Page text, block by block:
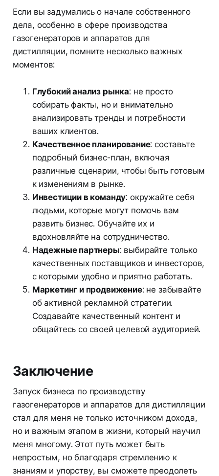
Если вы задумались о начале собственного
дела, особенно в сфере производства
газогенераторов и аппаратов для
дистилляции, помните несколько важных
моментов:
Глубокий анализ рынка: не просто
собирать факты, но и внимательно
анализировать тренды и потребности
ваших клиентов.
Качественное планирование: составьте
подробный бизнес-план, включая
различные сценарии, чтобы быть готовым
к изменениям в рынке.
Инвестиции в команду: окружайте себя
людьми, которые могут помочь вам
развить бизнес. Обучайте их и
вдохновляйте на сотрудничество.
Надежные партнеры: выбирайте только
качественных поставщиков и инвесторов,
с которыми удобно и приятно работать.
Маркетинг и продвижение: не забывайте
об активной рекламной стратегии.
Создавайте качественный контент и
общайтесь со своей целевой аудиторией.
Заключение
Запуск бизнеса по производству
газогенераторов и аппаратов для дистилляции
стал для меня не только источником дохода,
но и важным этапом в жизни, который научил
меня многому. Этот путь может быть
непростым, но благодаря стремлению к
знаниям и упорству, вы сможете преодолеть